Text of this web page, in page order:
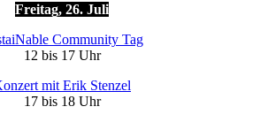
Frei­tag, 26. Juli
Com­mu­nity Tag
12 bis 17 Uhr
mit Erik Sten­zel
17 bis 18 Uhr